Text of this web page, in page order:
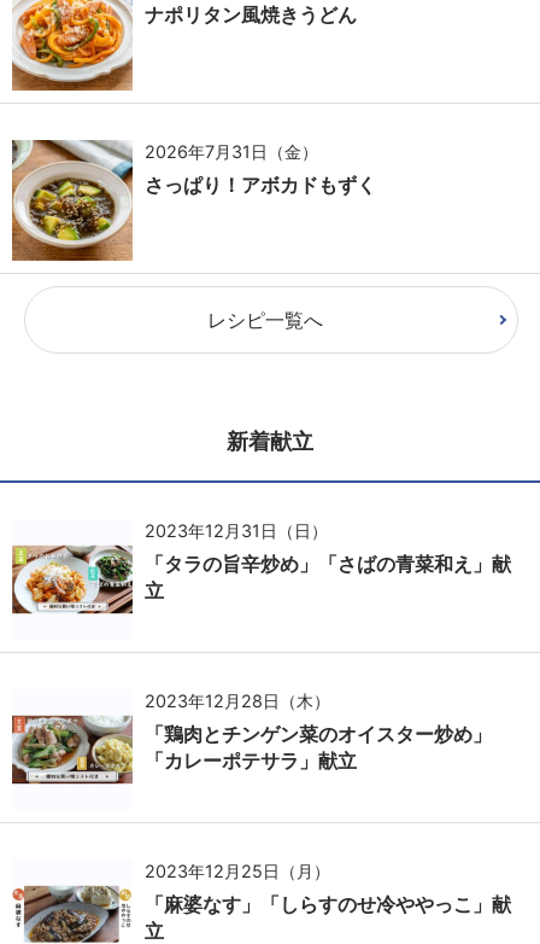
ナポリタン風焼きうどん
2026年7月31日（金）
さっぱり！アボカドもずく
レシピ一覧へ
新着献立
2023年12月31日（日）
「タラの旨辛炒め」「さばの青菜和え」献
立
2023年12月28日（木）
「鶏肉とチンゲン菜のオイスター炒め」
「カレーポテサラ」献立
2023年12月25日（月）
「麻婆なす」「しらすのせ冷ややっこ」献
立